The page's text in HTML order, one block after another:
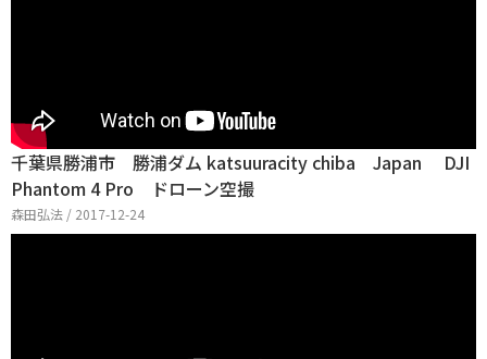
千葉県勝浦市 勝浦ダム katsuuracity chiba Japan DJI
Phantom 4 Pro ドローン空撮
森田弘法 / 2017-12-24